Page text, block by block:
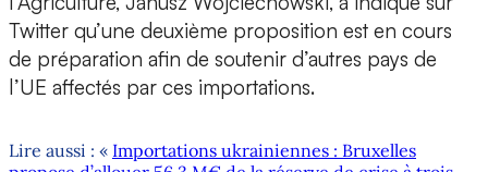
Twitter qu’une deuxième proposition est en cours
de préparation afin de soutenir d’autres pays de
l’UE affectés par ces importations.
Lire aussi : « Importations ukrainiennes : Bruxelles